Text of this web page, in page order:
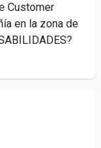
Customer
en la zona de